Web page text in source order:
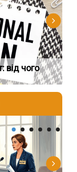
від чого